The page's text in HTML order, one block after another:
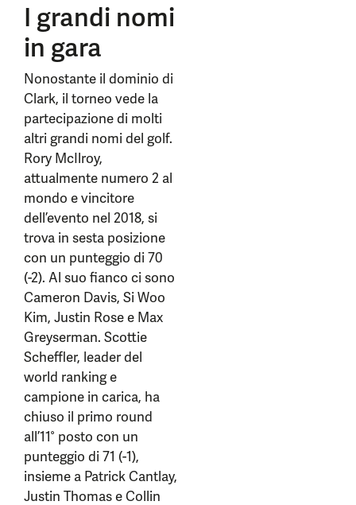
I grandi nomi
in gara
Nonostante il dominio di
Clark, il torneo vede la
partecipazione di molti
altri grandi nomi del golf.
Rory McIlroy,
attualmente numero 2 al
mondo e vincitore
dell’evento nel 2018, si
trova in sesta posizione
con un punteggio di 70
(-2). Al suo fianco ci sono
Cameron Davis, Si Woo
Kim, Justin Rose e Max
Greyserman. Scottie
Scheffler, leader del
world ranking e
campione in carica, ha
chiuso il primo round
all’11° posto con un
punteggio di 71 (-1),
insieme a Patrick Cantlay,
Justin Thomas e Collin